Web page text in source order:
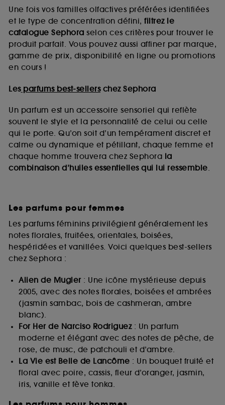
Une fois vos familles olfactives préférées identifiées
et le type de concentration défini, filtrez le
catalogue Sephora selon ces critères pour trouver le
produit parfait. Vous pouvez aussi affiner par marque,
gamme de prix, disponibilité en ligne ou promotions
en cours !
Lesparfums best-sellerschez Sephora
Un parfum est un accessoire sensoriel qui reflète
souvent le style et la personnalité de celui ou celle
qui le porte. Qu’on soit d’un tempérament discret et
calme ou dynamique et pétillant, chaque femme et
chaque homme trouvera chez Sephora la
combinaison d’huiles essentielles qui lui ressemble.
Les parfums pour femmes
Les parfums féminins privilégient généralement les
notes florales, fruitées, orientales, boisées,
hespéridées et vanillées. Voici quelques best-sellers
chez Sephora :
Alien de Mugler: Une icône mystérieuse depuis
2005, avec des notes florales, boisées et ambrées
(jasmin sambac, bois de cashmeran, ambre
blanc).
For Her de Narciso Rodriguez: Un parfum
moderne et élégant avec des notes de pêche, de
rose, de musc, de patchouli et d’ambre.
La Vie est Belle de Lancôme : Un bouquet fruité et
floral avec poire, cassis, fleur d’oranger, jasmin,
iris, vanille et fève tonka.